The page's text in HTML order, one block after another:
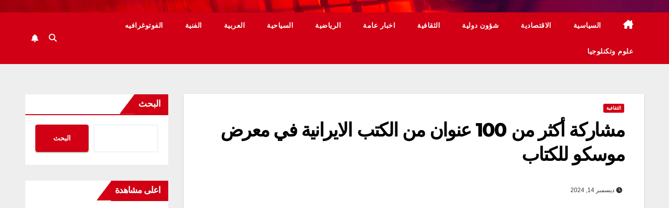
السياسية الاقتصادية شؤون دولية الثقافية اخبار عامة الرياضية السياحية العربية الفنية الفوتوغرافيه
علوم وتكنلوجيا
الثقافية
مشاركة أكثر من 100 عنوان من الكتب الايرانية في معرض
موسكو للكتاب
ديسمبر 14, 2024
البحث
البحث
اعلى مشاهدة